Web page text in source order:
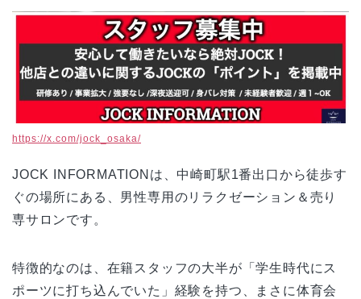
https://x.com/jock_osaka/
JOCK INFORMATIONは、中崎町駅1番出口から徒歩す
ぐの場所にある、男性専用のリラクゼーション＆売り
専サロンです。
特徴的なのは、在籍スタッフの大半が「学生時代にス
ポーツに打ち込んでいた」経験を持つ、まさに体育会